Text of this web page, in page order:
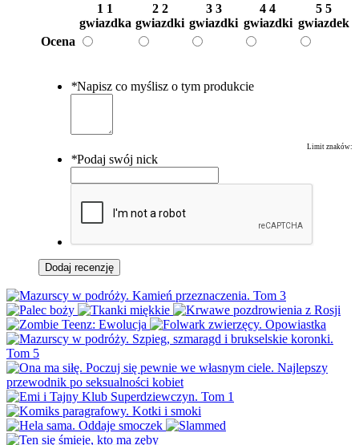
1 1
gwiazdka
2 2
gwiazdki
3 3
gwiazdki
4 4
gwiazdki
5 5
gwiazdek
Ocena
*Napisz co myślisz o tym produkcie
Limit znaków:
*Podaj swój nick
Dodaj recenzję